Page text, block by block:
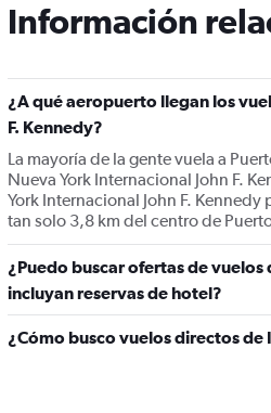
Información
¿A qué aeropuerto llegan los
F. Kennedy?
La mayoría de la gente vuela a
Nueva York Internacional John F.
York Internacional John F.
tan solo 3,8 km del centro de
¿Puedo buscar ofertas de vuelos
incluyan reservas de hotel?
¿Cómo busco vuelos directos de